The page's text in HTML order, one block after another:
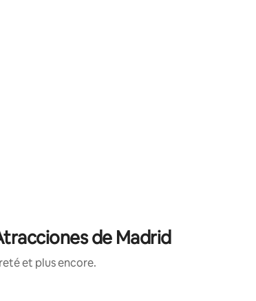
de Madrid
et plus encore.